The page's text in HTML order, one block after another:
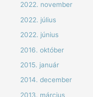
2022. november
2022. július
2022. június
2016. október
2015. január
2014. december
2013. március